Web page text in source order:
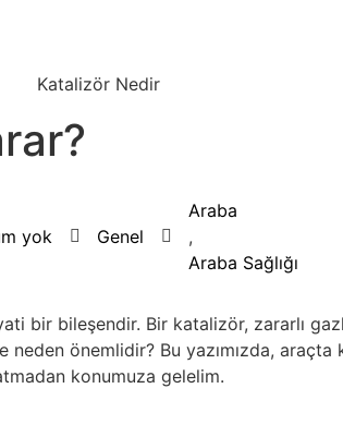
yok Genel
Araba
,
Araba Sağlığı
bir bileşendir. Bir katalizör, zararlı
neden önemlidir? Bu yazımızda,
konumuza gelelim.